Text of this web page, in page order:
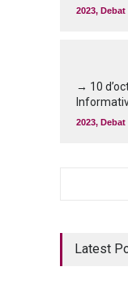
2023,
→ 10
2023,
Latest